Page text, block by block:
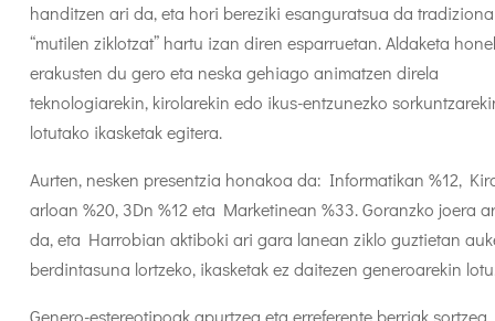
handitzen ari da, eta hori bereziki esanguratsua da
“mutilen ziklotzat” hartu izan diren esparruetan. Aldaketa
erakusten du gero eta neska gehiago animatzen direla
teknologiarekin, kirolarekin edo ikus-entzunezko
lotutako ikasketak egitera.
Aurten, nesken presentzia honakoa da: Informatikan %12,
arloan %20, 3Dn %12 eta Marketinean %33. Goranzko joera
da, eta Harrobian aktiboki ari gara lanean ziklo guztietan
berdintasuna lortzeko, ikasketak ez daitezen generoarekin